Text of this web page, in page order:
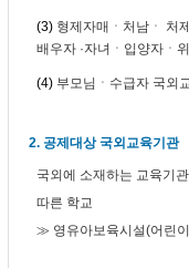
(3) 형제자매ㆍ처남ㆍ 처
배우자 ·자녀ㆍ입양자ㆍ
(4) 부모님ㆍ수급자 국외
2. 공제대상 국외교육기관
국외에 소재하는 교육기
따른 학교
≫ 영유아보육시설(어린